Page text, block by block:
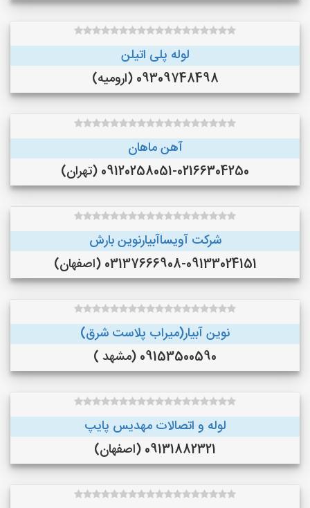
لوله پلی اتیلن
09309748498 (ارومیه)
آهن ماهان
09120258051-02166304250 (تهران)
شرکت آویساآبیارنوین بارش
03137666908-09133024151 (اصفهان)
نوین آبیار(میراب پلاست شرق)
09153500590 (مشهد )
لوله و اتصالات مهدیس پایپ
09131882321 (اصفهان)